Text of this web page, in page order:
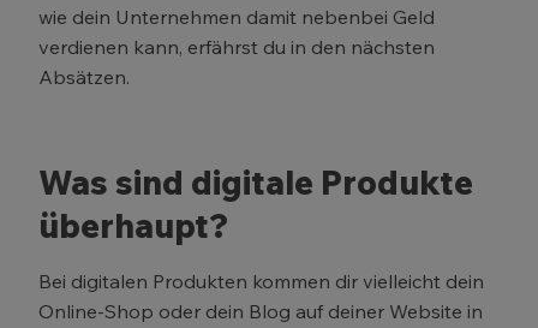
wie dein Unternehmen damit nebenbei Geld
verdienen kann, erfährst du in den nächsten
Absätzen.
Was sind digitale Produkte
überhaupt?
Bei digitalen Produkten kommen dir vielleicht dein
Online-Shop oder dein Blog auf deiner Website in